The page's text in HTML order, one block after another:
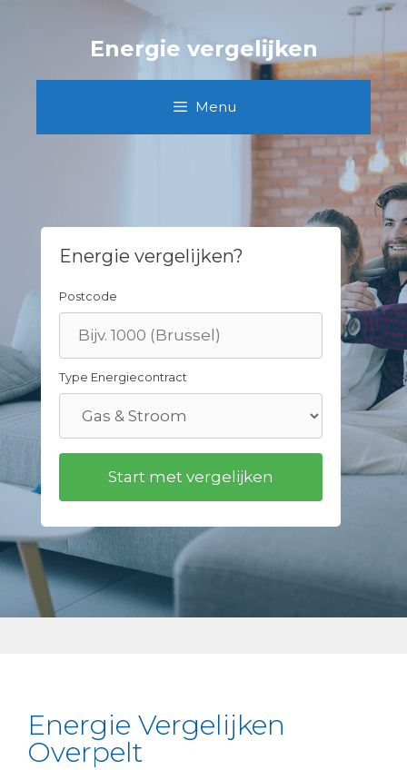
Energie vergelijken
Menu
Energie vergelijken?
Postcode
Type Energiecontract
Energie Vergelijken
Overpelt